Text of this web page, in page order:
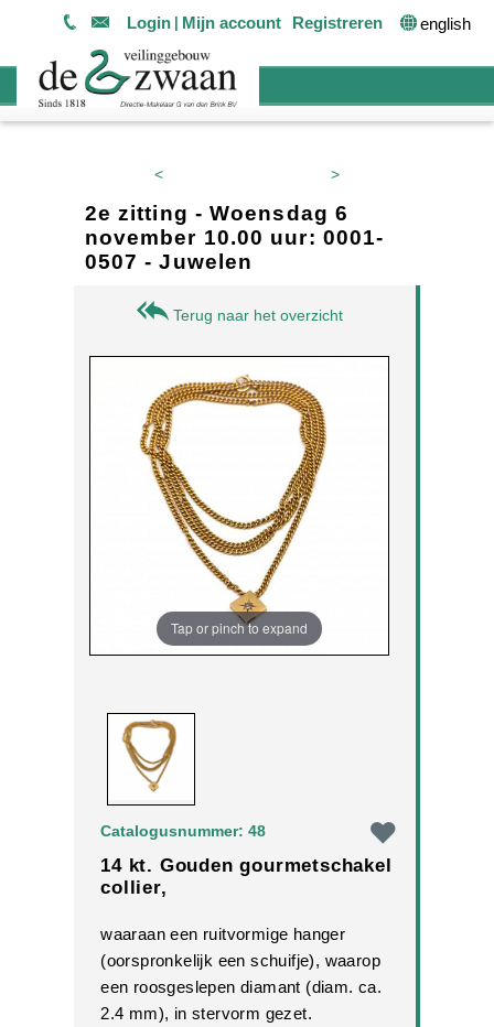
Login Mijn account Registreren english
< >
2e zitting - Woensdag 6
november 10.00 uur: 0001-
0507 - Juwelen
Terug naar het overzicht
Tap or pinch to expand
Catalogusnummer: 48
14 kt. Gouden gourmetschakel
collier,
waaraan een ruitvormige hanger
(oorspronkelijk een schuifje), waarop
een roosgeslepen diamant (diam. ca.
2.4 mm), in stervorm gezet.